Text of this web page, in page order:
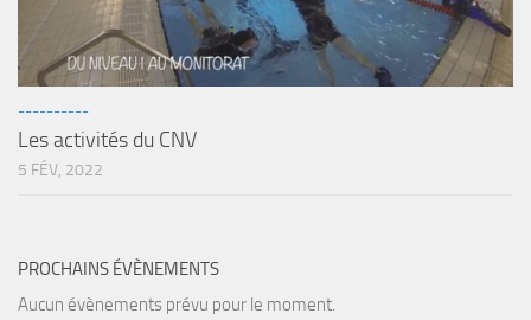
Agenda
Les Palmes du Lac
Résultats Compétitions
MATERIEL
----------
Les activités du CNV
5 FÉV, 2022
PROCHAINS ÉVÈNEMENTS
Aucun évènements prévu pour le moment.